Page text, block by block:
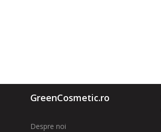
GreenCosmetic.ro
Despre noi